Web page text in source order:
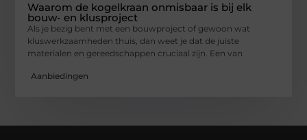
Waarom de kogelkraan onmisbaar is bij elk
bouw- en klusproject
Als je bezig bent met een bouwproject of gewoon wat
kluswerkzaamheden thuis, dan weet je dat de juiste
materialen en gereedschappen cruciaal zijn. Een van
Aanbiedingen